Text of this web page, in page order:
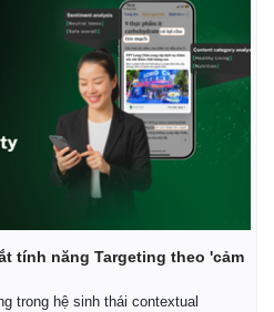
Video
Ảnh
E-Magazine
Infographic
tính năng Targeting theo 'cảm
trong hệ sinh thái contextual